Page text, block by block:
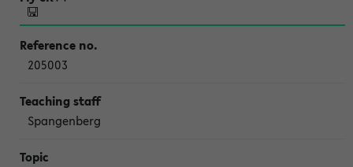
205003
Spangenberg